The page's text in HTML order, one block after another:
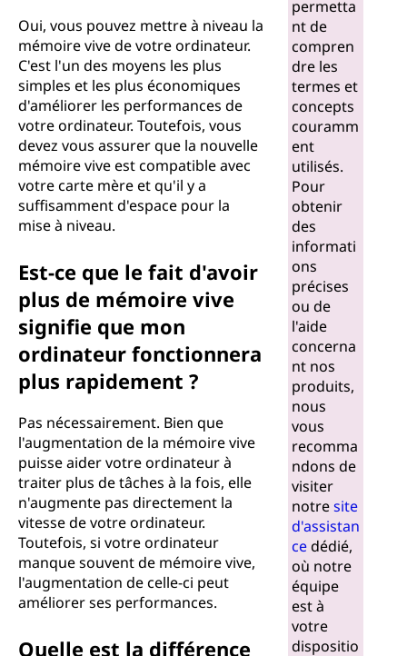
Oui, vous pouvez mettre à niveau la
mémoire vive de votre ordinateur.
C'est l'un des moyens les plus
simples et les plus économiques
d'améliorer les performances de
votre ordinateur. Toutefois, vous
devez vous assurer que la nouvelle
mémoire vive est compatible avec
votre carte mère et qu'il y a
suffisamment d'espace pour la
mise à niveau.
Est-ce que le fait d'avoir
plus de mémoire vive
signifie que mon
ordinateur fonctionnera
plus rapidement ?
Pas nécessairement. Bien que
l'augmentation de la mémoire vive
puisse aider votre ordinateur à
traiter plus de tâches à la fois, elle
n'augmente pas directement la
vitesse de votre ordinateur.
Toutefois, si votre ordinateur
manque souvent de mémoire vive,
l'augmentation de celle-ci peut
améliorer ses performances.
Quelle est la différence
permetta
nt de
compren
dre les
termes et
concepts
couramm
ent
utilisés.
Pour
obtenir
des
informati
ons
précises
ou de
l'aide
concerna
nt nos
produits,
nous
vous
recomma
ndons de
visiter
notresite
d'assistan
cedédié,
où notre
équipe
est à
votre
dispositio